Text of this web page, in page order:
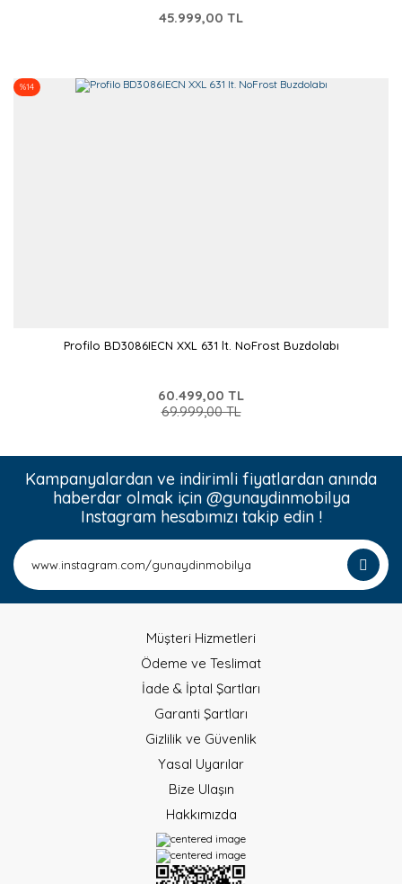
45.999,00 TL
%14
Profilo BD3086IECN XXL 631 lt. NoFrost Buzdolabı
60.499,00 TL
69.999,00 TL
Kampanyalardan ve indirimli fiyatlardan anında
haberdar olmak için @gunaydinmobilya
Instagram hesabımızı takip edin !
Müşteri Hizmetleri
Ödeme ve Teslimat
İade & İptal Şartları
Garanti Şartları
Gizlilik ve Güvenlik
Yasal Uyarılar
Bize Ulaşın
Hakkımızda